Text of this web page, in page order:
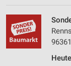
Entwicklung
Verwendung